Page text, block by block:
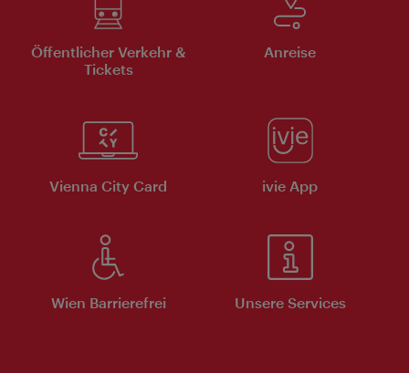
Öffentlicher Verkehr &
Tickets
Anreise
Vienna City Card ivie App
Wien Barrierefrei Unsere Services